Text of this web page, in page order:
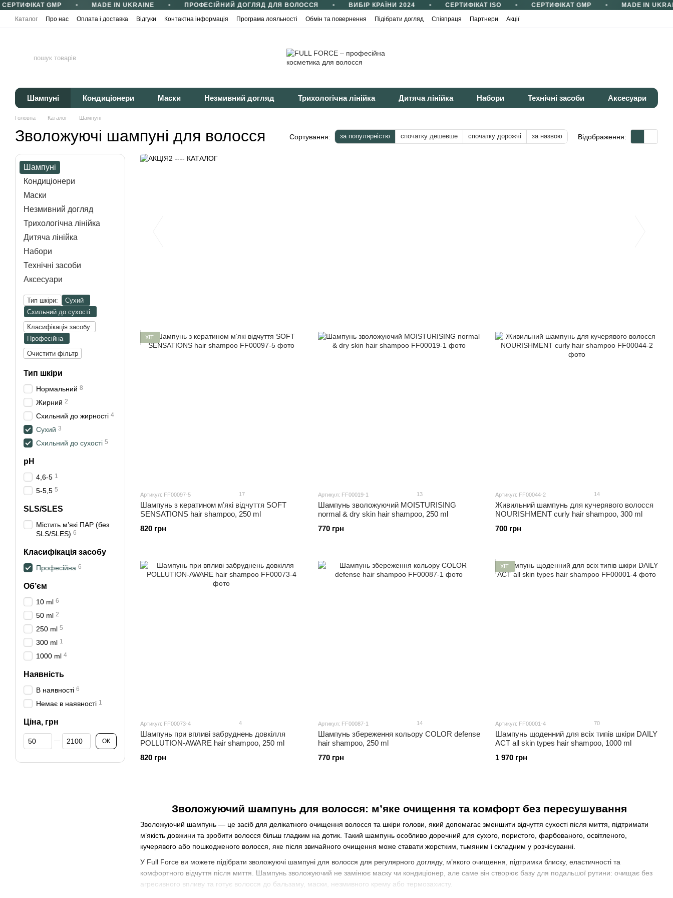
Перейти до основного контенту
GMP MADE IN UKRAINE ПРОФЕСІЙНИЙ ДОГЛЯД ДЛЯ ВОЛОССЯ ВИБІР КРАЇНИ 2024 СЕРТИФІКАТ ISO СЕРТИФІКАТ GMP
MADE IN
Каталог
Про нас Оплата і доставка Відгуки Контактна інформація Програма лояльності Обмін та повернення Підібрати догляд Співпраця Партнери
Акції
Шампуні Кондиціонери Маски Незмивний догляд Трихологічна лінійка Дитяча лінійка Набори Технічні засоби Аксесуари
Головна Каталог Шампуні
Зволожуючі шампуні для волосся Сортування: за популярністю спочатку дешевше спочатку дорожчі за назвою Відображення:
Зволожуючий шампунь для волосся: м’яке очищення та комфорт без пересушування
Зволожуючий шампунь — це засіб для делікатного очищення волосся та шкіри голови, який допомагає зменшити відчуття сухості після миття, підтримати
м’якість довжини та зробити волосся більш гладким на дотик. Такий шампунь особливо доречний для сухого, пористого, фарбованого, освітленого,
кучерявого або пошкодженого волосся, яке після звичайного очищення може ставати жорстким, тьмяним і складним у розчісуванні.
У Full Force ви можете підібрати зволожуючі шампуні для волосся для регулярного догляду, м’якого очищення, підтримки блиску, еластичності та
комфортного відчуття після миття. Шампунь зволожуючий не замінює маску чи кондиціонер, але саме він створює базу для подальшої рутини: очищає без
агресивного впливу та готує волосся до бальзаму, маски, незмивного крему або термозахисту.
ХІТ
Артикул: FF00097-5 17
Шампунь з кератином мʼякі відчуття SOFT
SENSATIONS hair shampoo, 250 ml
820 грн
Артикул: FF00019-1 13
Шампунь зволожуючий MOISTURISING
normal & dry skin hair shampoo, 250 ml
770 грн
Артикул: FF00044-2 14
Живильний шампунь для кучерявого волосся
NOURISHMENT curly hair shampoo, 300 ml
700 грн
Артикул: FF00073-4 4
Шампунь при впливі забруднень довкілля
POLLUTION-AWARE hair shampoo, 250 ml
820 грн
Артикул: FF00087-1 14
Шампунь збереження кольору COLOR defense
hair shampoo, 250 ml
770 грн
ХІТ
Артикул: FF00001-4 70
Шампунь щоденний для всіх типів шкіри DAILY
ACT all skin types hair shampoo, 1000 ml
1 970 грн
Шампуні
Кондиціонери
Маски
Незмивний догляд
Трихологічна лінійка
Дитяча лінійка
Набори
Технічні засоби
Аксесуари
Тип шкіри:
Сухий
Схильний до сухості
Класифікація засобу:
Професійна
Очистити фільтр
Тип шкіри
Нормальний 8
Жирний 2
Схильний до жирності 4
Сухий 3
Схильний до сухості 5
pH
4,6-5 1
5-5,5 5
SLS/SLES
Містить м’які ПАР (без
SLS/SLES) 6
Класифікація засобу
Професійна 6
Обʼєм
10 ml 6
50 ml 2
250 ml 5
300 ml 1
1000 ml 4
Наявність
В наявності 6
Немає в наявності 1
Ціна, грн
Від Ціна, грн
До Ціна, грн ОК